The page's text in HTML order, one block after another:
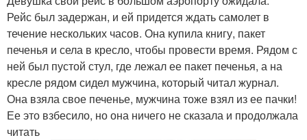
Рейс был задержан, и ей придется ждать самолет в
течение нескольких часов. Она купила книгу, пакет
печенья и села в кресло, чтобы провести время. Рядом с
ней был пустой стул, где лежал ее пакет печенья, а на
кресле рядом сидел мужчина, который читал журнал.
Она взяла свое печенье, мужчина тоже взял из ее пачки!
Ее это взбесило, но она ничего не сказала и продолжала
читать